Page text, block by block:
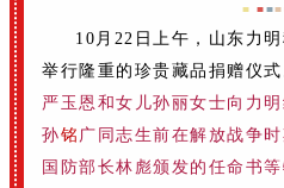
■ ■■■
10月22日上午，山东力
举行隆重的珍贵藏品捐赠仪式
严玉恩和女儿孙丽女士向力
孙铭 广同志生前在解放战争
国防部长林彪颁发的任命书